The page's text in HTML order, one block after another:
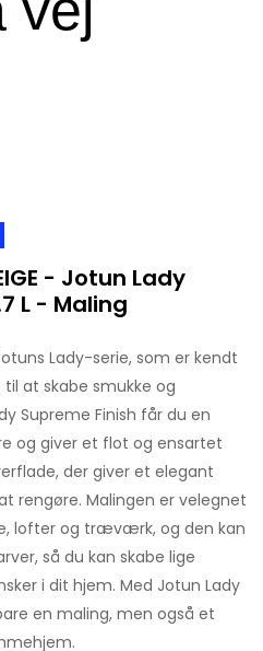
- Jotun Lady
L - Maling
Lady-serie, som er kendt
at skabe smukke og
Supreme Finish får du en
og giver et flot og ensartet
der giver et elegant
rengøre. Malingen er velegnet
lofter og træværk, og den kan
så du kan skabe lige
i dit hjem. Med Jotun Lady
en maling, men også et